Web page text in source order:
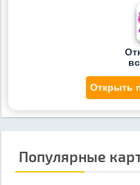
Открыть
Популярные